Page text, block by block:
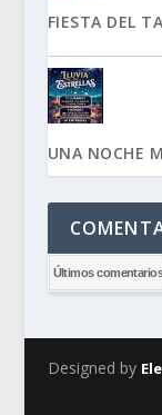
FIESTA DEL
UNA NOCHE
Últimos
Designed by